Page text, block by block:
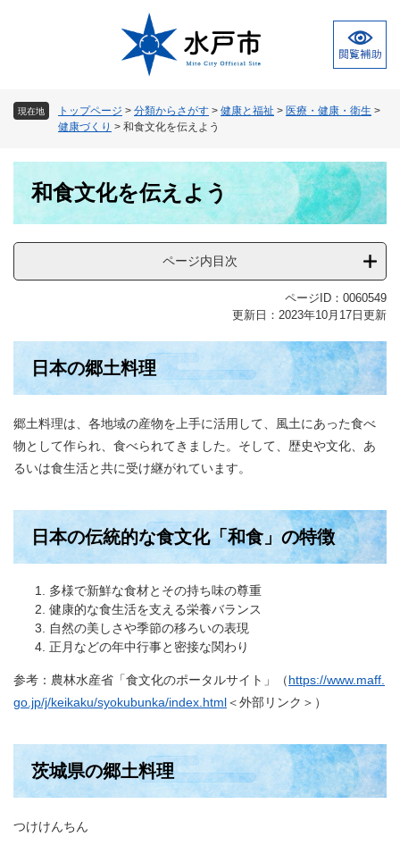
現在地 トップページ > 分類からさがす > 健康と福祉 > 医療・健康・衛生 >
健康づくり > 和食文化を伝えよう
和食文化を伝えよう
ページ内目次
ページID：0060549
更新日：2023年10月17日更新
日本の郷土料理
郷土料理は、各地域の産物を上手に活用して、風土にあった食べ
物として作られ、食べられてきました。そして、歴史や文化、あ
るいは食生活と共に受け継がれています。
日本の伝統的な食文化「和食」の特徴
多様で新鮮な食材とその持ち味の尊重
健康的な食生活を支える栄養バランス
自然の美しさや季節の移ろいの表現
正月などの年中行事と密接な関わり
参考：農林水産省「食文化のポータルサイト」（https://www.maff.
go.jp/j/keikaku/syokubunka/index.html＜外部リンク＞ ）
茨城県の郷土料理
つけけんちん